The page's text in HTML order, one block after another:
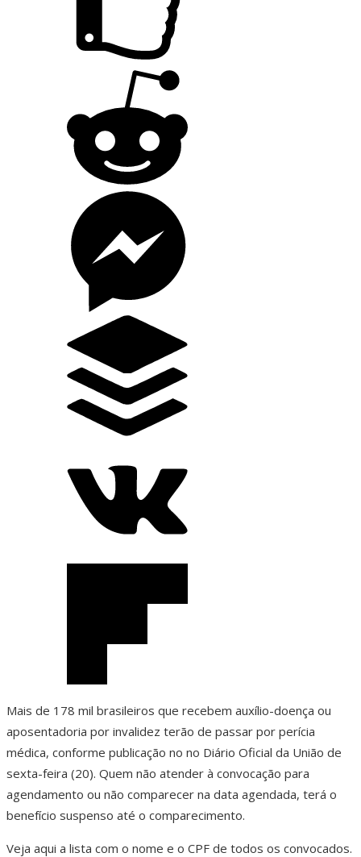
Mais de 178 mil brasileiros que recebem auxílio-doença ou
aposentadoria por invalidez terão de passar por perícia
médica, conforme publicação no no Diário Oficial da União de
sexta-feira (20). Quem não atender à convocação para
agendamento ou não comparecer na data agendada, terá o
benefício suspenso até o comparecimento.
Veja aqui a lista com o nome e o CPF de todos os convocados.